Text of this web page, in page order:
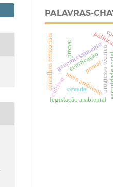
PALAVRAS-
progresso técnico
meio ambiente
legislação ambiental
geoprocessamento
conselhos territoriais pronaf
pronat.
certificação
cevada
cultivar